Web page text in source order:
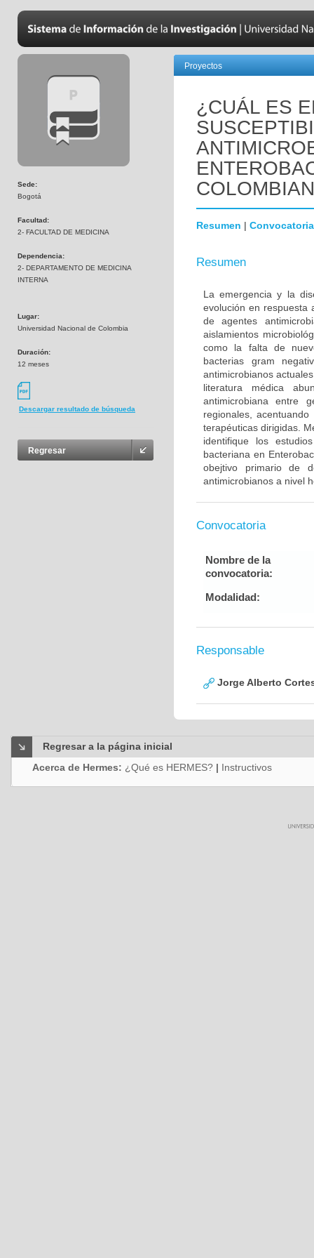
Sede:
Bogotá
Facultad:
2- FACULTAD DE MEDICINA
Dependencia:
2- DEPARTAMENTO DE MEDICINA
INTERNA
Lugar:
Universidad Nacional de Colombia
Duración:
12 meses
Descargar resultado de búsqueda
Regresar
Proyectos
¿CUÁL ES
Resumen | Convocatoria
Resumen
La emergencia y la
evolución en respuesta
de agentes
aislamientos
como la falta de
bacterias gram
antimicrobianos
literatura médica
antimicrobiana entre
regionales,
terapéuticas dirigidas.
identifique los
bacteriana en
obejtivo primario de
antimicrobianos a nivel
Convocatoria
Nombre de la
convocatoria:
Modalidad:
Responsable
Jorge Alberto
Regresar a la página inicial
Acerca de Hermes: ¿Qué es HERMES? | Instructivos